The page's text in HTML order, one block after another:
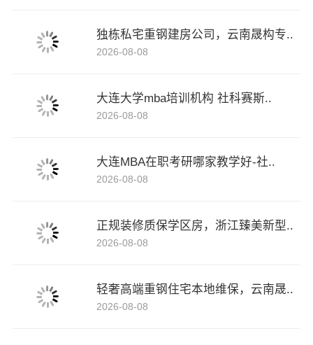
独栋私宅重钢建房公司，云南晟构专..
2026-08-08
大连大学mba培训机构 社科赛斯..
2026-08-08
大连MBA在职考研哪家教学好-社..
2026-08-08
正规装修质保学区房，浙江臻美新型..
2026-08-08
轻奢高端重钢住宅本地维保，云南晟..
2026-08-08